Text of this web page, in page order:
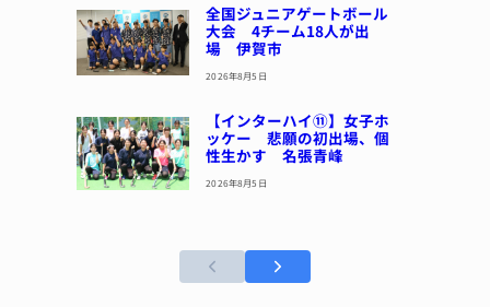
全国ジュニアゲートボール
大会 4チーム18人が出
場 伊賀市
2026年8月5日
【インターハイ⑪】女子ホ
ッケー 悲願の初出場、個
性生かす 名張青峰
2026年8月5日